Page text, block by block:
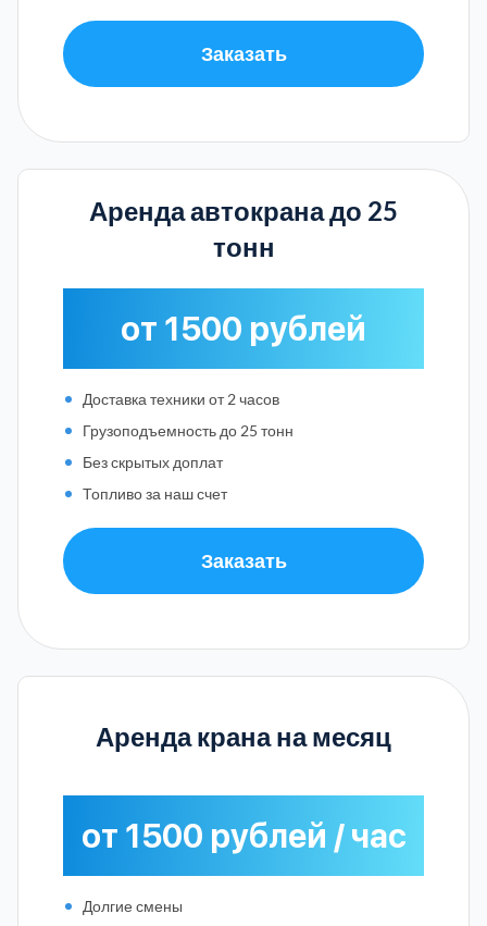
Заказать
Аренда автокрана до 25
тонн
от 1500 рублей
Доставка техники от 2 часов
Грузоподъемность до 25 тонн
Без скрытых доплат
Топливо за наш счет
Заказать
Аренда крана на месяц
от 1500 рублей / час
Долгие смены